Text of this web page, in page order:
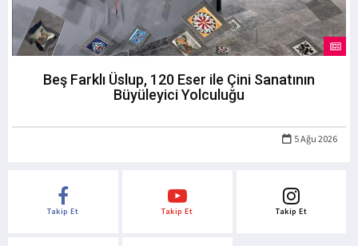
Beş Farklı Üslup, 120 Eser ile Çini Sanatının
Büyüleyici Yolculuğu
5 Ağu 2026
Takip Et Takip Et Takip Et